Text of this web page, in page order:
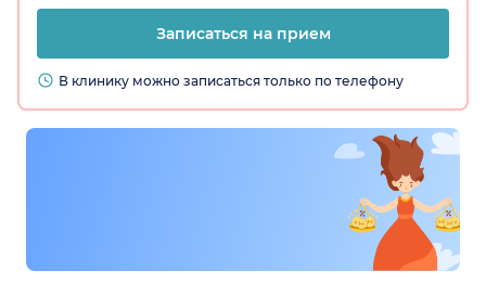
Записаться на прием
В клинику можно записаться только по телефону